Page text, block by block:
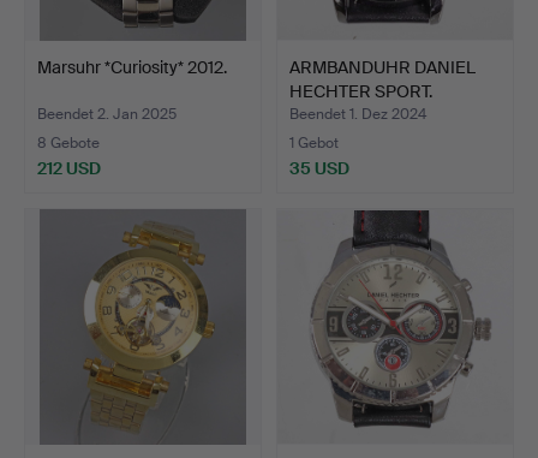
Marsuhr *Curiosity* 2012.
Beendet 2. Jan 2025
8 Gebote
212 USD
ARMBANDUHR DANIEL
HECHTER SPORT.
Beendet 1. Dez 2024
1 Gebot
35 USD